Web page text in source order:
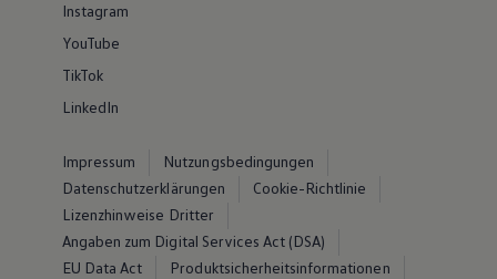
Instagram
YouTube
TikTok
LinkedIn
Impressum
Nutzungsbedingungen
Datenschutzerklärungen
Cookie-Richtlinie
Lizenzhinweise Dritter
Angaben zum Digital Services Act (DSA)
EU Data Act
Produktsicherheitsinformationen